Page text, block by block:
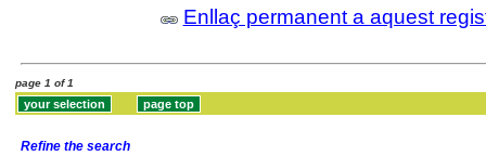
Enllaç permanent a aquest
page 1 of 1
Refine the search